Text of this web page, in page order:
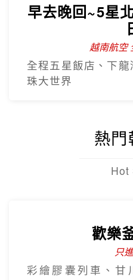
早去晚回~5星
越南航空
全程五星飯店、下
珠大世界
熱
Hot